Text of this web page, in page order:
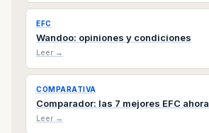
EFC
Wandoo: opiniones y condiciones
Leer →
COMPARATIVA
Comparador: las 7 mejores EFC ahora
Leer →